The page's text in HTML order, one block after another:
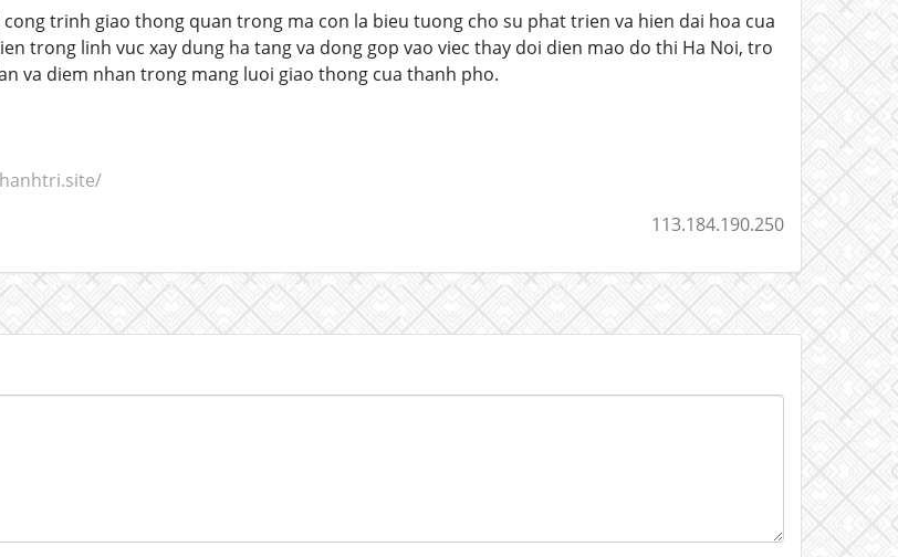
trinh giao thong quan trong ma con la bieu tuong cho su phat trien va hien dai hoa cua
trong linh vuc xay dung ha tang va dong gop vao viec thay doi dien mao do thi Ha Noi, tro
va diem nhan trong mang luoi giao thong cua thanh pho.
113.184.190.250